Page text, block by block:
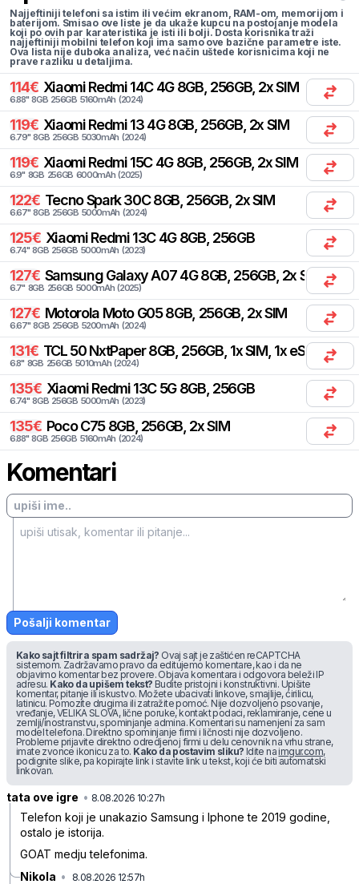
Najjeftiniji telefoni sa istim ili većim ekranom, RAM-om, memorijom i
baterijom. Smisao ove liste je da ukaže kupcu na postojanje modela
koji po ovih par karateristika je isti ili bolji. Dosta korisnika traži
najjeftiniji mobilni telefon koji ima samo ove bazične parametre iste.
Ova lista nije duboka analiza, već način uštede korisnicima koji ne
prave razliku u detaljima.
114€ Xiaomi Redmi 14C 4G 8GB, 256GB, 2x SIM
6.88" 8GB 256GB 5160mAh (2024)
119€ Xiaomi Redmi 13 4G 8GB, 256GB, 2x SIM
6.79" 8GB 256GB 5030mAh (2024)
119€ Xiaomi Redmi 15C 4G 8GB, 256GB, 2x SIM
6.9" 8GB 256GB 6000mAh (2025)
122€ TecnoSpark 30C 8GB, 256GB, 2x SIM
6.67" 8GB 256GB 5000mAh (2024)
125€ Xiaomi Redmi 13C 4G 8GB, 256GB
6.74" 8GB 256GB 5000mAh (2023)
127€ Samsung Galaxy A07 4G 8GB, 256GB, 2x SIM
6.7" 8GB 256GB 5000mAh (2025)
127€ Motorola Moto G05 8GB, 256GB, 2x SIM
6.67" 8GB 256GB 5200mAh (2024)
131€ TCL 50 NxtPaper 8GB, 256GB, 1x SIM, 1x eSIM
6.8" 8GB 256GB 5010mAh (2024)
135€ Xiaomi Redmi 13C 5G 8GB, 256GB
6.74" 8GB 256GB 5000mAh (2023)
135€ Poco C75 8GB, 256GB, 2x SIM
6.88" 8GB 256GB 5160mAh (2024)
Komentari
Pošalji komentar
Kako sajt filtrira spam sadržaj? Ovaj sajt je zaštićen reCAPTCHA
sistemom. Zadržavamo pravo da editujemo komentare, kao i da ne
objavimo komentar bez provere. Objava komentara i odgovora beleži IP
adresu. Kako da upišem tekst? Budite pristojni i konstruktivni. Upišite
komentar, pitanje ili iskustvo. Možete ubacivati linkove, smajlije, ćirilicu,
latinicu. Pomozite drugima ili zatražite pomoć. Nije dozvoljeno psovanje,
vređanje, VELIKA SLOVA, lične poruke, kontakt podaci, reklamiranje, cene u
zemlji/inostranstvu, spominjanje admina. Komentari su namenjeni za sam
model telefona. Direktno spominjanje firmi i ličnosti nije dozvoljeno.
Probleme prijavite direktno odredjenoj firmi u delu cenovnik na vrhu strane,
imate zvonce ikonicu za to. Kako da postavim sliku? Idite na imgur.com,
podignite slike, pa kopirajte link i stavite link u tekst, koji će biti automatski
linkovan.
tata ove igre • 8.08.2026 10:27h
Telefon koji je unakazio Samsung i Iphone te 2019 godine,
ostalo je istorija.
GOAT medju telefonima.
Nikola • 8.08.2026 12:57h